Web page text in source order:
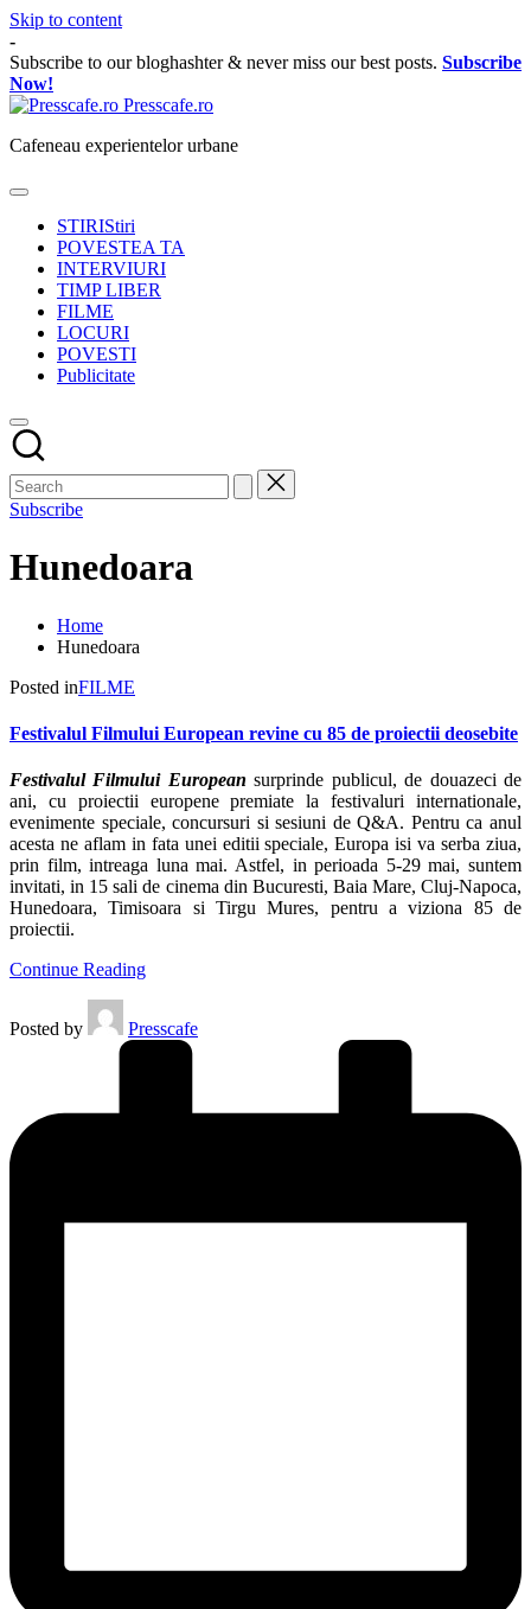
Skip to content
-
Subscribe to our bloghashter & never miss our best posts. Subscribe
Now!
Presscafe.ro
Cafeneau experientelor urbane
STIRIStiri
POVESTEA TA
INTERVIURI
TIMP LIBER
FILME
LOCURI
POVESTI
Publicitate
Subscribe
Hunedoara
Home
Hunedoara
Posted inFILME
Festivalul Filmului European revine cu 85 de proiectii deosebite
Festivalul Filmului European surprinde publicul, de douazeci de
ani, cu proiectii europene premiate la festivaluri internationale,
evenimente speciale, concursuri si sesiuni de Q&A. Pentru ca anul
acesta ne aflam in fata unei editii speciale, Europa isi va serba ziua,
prin film, intreaga luna mai. Astfel, in perioada 5-29 mai, suntem
invitati, in 15 sali de cinema din Bucuresti, Baia Mare, Cluj-Napoca,
Hunedoara, Timisoara si Tirgu Mures, pentru a viziona 85 de
proiectii.
Continue Reading
Posted by Presscafe